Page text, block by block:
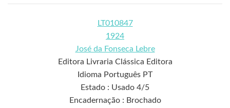
LT010847
1924
José da Fonseca Lebre
Editora Livraria Clássica Editora
Idioma Português PT
Estado : Usado 4/5
Encadernação : Brochado